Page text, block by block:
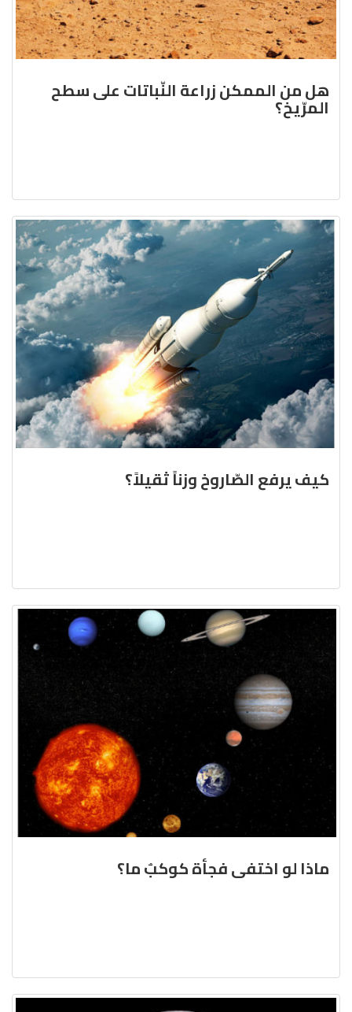
هل من الممكن زراعة النّباتات على سطح
المرّيخ؟
كيف يرفع الصّاروخ وزناً ثقيلاً؟
ماذا لو اختفى فجأة كوكبٌ ما؟